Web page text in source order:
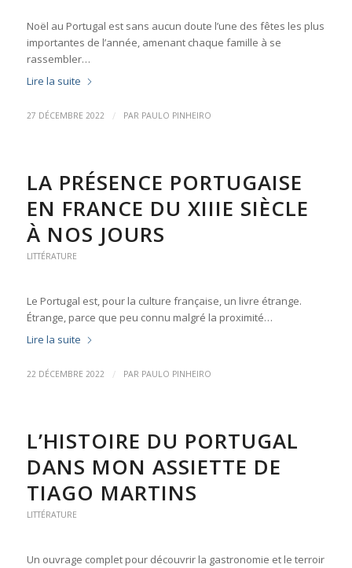
Noël au Portugal est sans aucun doute l’une des fêtes les plus
importantes de l’année, amenant chaque famille à se
rassembler…
Lire la suite
27 DÉCEMBRE 2022 / PAR PAULO PINHEIRO
LA PRÉSENCE PORTUGAISE
EN FRANCE DU XIIIE SIÈCLE
À NOS JOURS
LITTÉRATURE
Le Portugal est, pour la culture française, un livre étrange.
Étrange, parce que peu connu malgré la proximité…
Lire la suite
22 DÉCEMBRE 2022 / PAR PAULO PINHEIRO
L’HISTOIRE DU PORTUGAL
DANS MON ASSIETTE DE
TIAGO MARTINS
LITTÉRATURE
Un ouvrage complet pour découvrir la gastronomie et le terroir